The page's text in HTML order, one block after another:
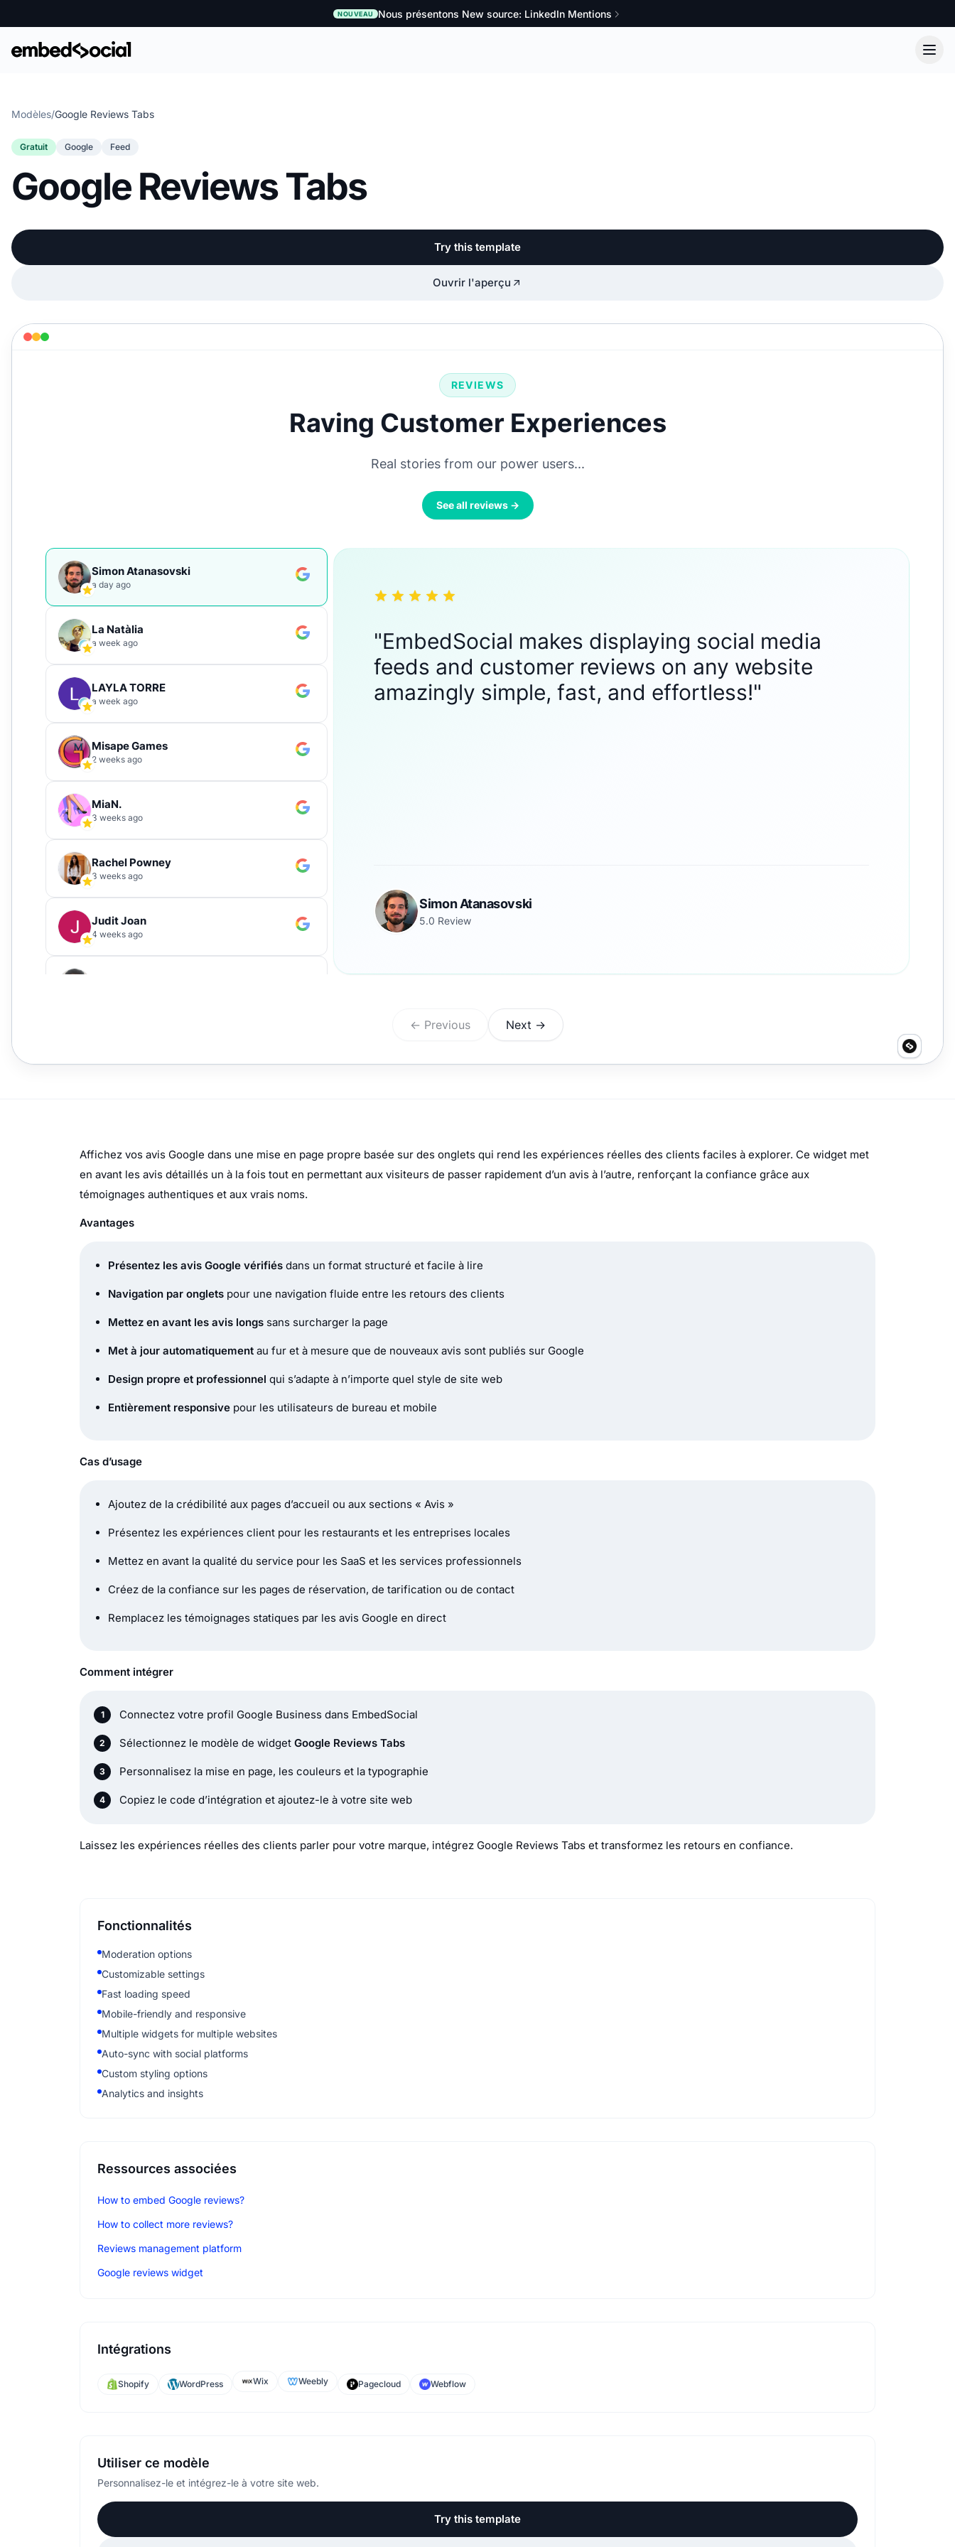
NOUVEAU Nous présentons New source: LinkedIn Mentions
Modèles/Google Reviews Tabs
Gratuit Google Feed
Google Reviews Tabs
Try this template
Ouvrir l'aperçu
Affichez vos avis Google dans une mise en page propre basée sur des onglets qui rend les expériences réelles des clients faciles à explorer. Ce widget met
en avant les avis détaillés un à la fois tout en permettant aux visiteurs de passer rapidement d’un avis à l’autre, renforçant la confiance grâce aux
témoignages authentiques et aux vrais noms.
Avantages
Présentez les avis Google vérifiés dans un format structuré et facile à lire
Navigation par onglets pour une navigation fluide entre les retours des clients
Mettez en avant les avis longs sans surcharger la page
Met à jour automatiquement au fur et à mesure que de nouveaux avis sont publiés sur Google
Design propre et professionnel qui s’adapte à n’importe quel style de site web
Entièrement responsive pour les utilisateurs de bureau et mobile
Cas d’usage
Ajoutez de la crédibilité aux pages d’accueil ou aux sections « Avis »
Présentez les expériences client pour les restaurants et les entreprises locales
Mettez en avant la qualité du service pour les SaaS et les services professionnels
Créez de la confiance sur les pages de réservation, de tarification ou de contact
Remplacez les témoignages statiques par les avis Google en direct
Comment intégrer
Connectez votre profil Google Business dans EmbedSocial
Sélectionnez le modèle de widget Google Reviews Tabs
Personnalisez la mise en page, les couleurs et la typographie
Copiez le code d’intégration et ajoutez-le à votre site web
Laissez les expériences réelles des clients parler pour votre marque, intégrez Google Reviews Tabs et transformez les retours en confiance.
Fonctionnalités
Moderation options
Customizable settings
Fast loading speed
Mobile-friendly and responsive
Multiple widgets for multiple websites
Auto-sync with social platforms
Custom styling options
Analytics and insights
Ressources associées
How to embed Google reviews?
How to collect more reviews?
Reviews management platform
Google reviews widget
Intégrations
Shopify WordPress Wix Weebly Pagecloud Webflow
Utiliser ce modèle
Personnalisez-le et intégrez-le à votre site web.
Try this template